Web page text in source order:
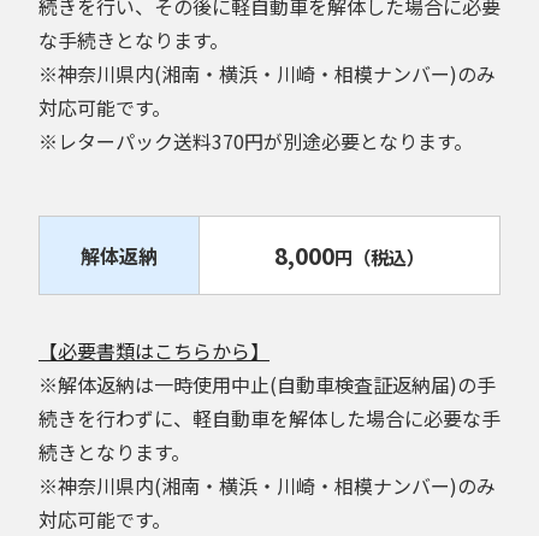
な手続きとなります。
※神奈川県内(湘南・横浜・川崎・相模ナンバー)のみ
対応可能です。
※レターパック送料370円が別途必要となります。
解体返納 8,000円 （税込）
【必要書類はこちらから】
※解体返納は一時使用中止(自動車検査証返納届)の手
続きを行わずに、軽自動車を解体した場合に必要な手
続きとなります。
※神奈川県内(湘南・横浜・川崎・相模ナンバー)のみ
対応可能です。